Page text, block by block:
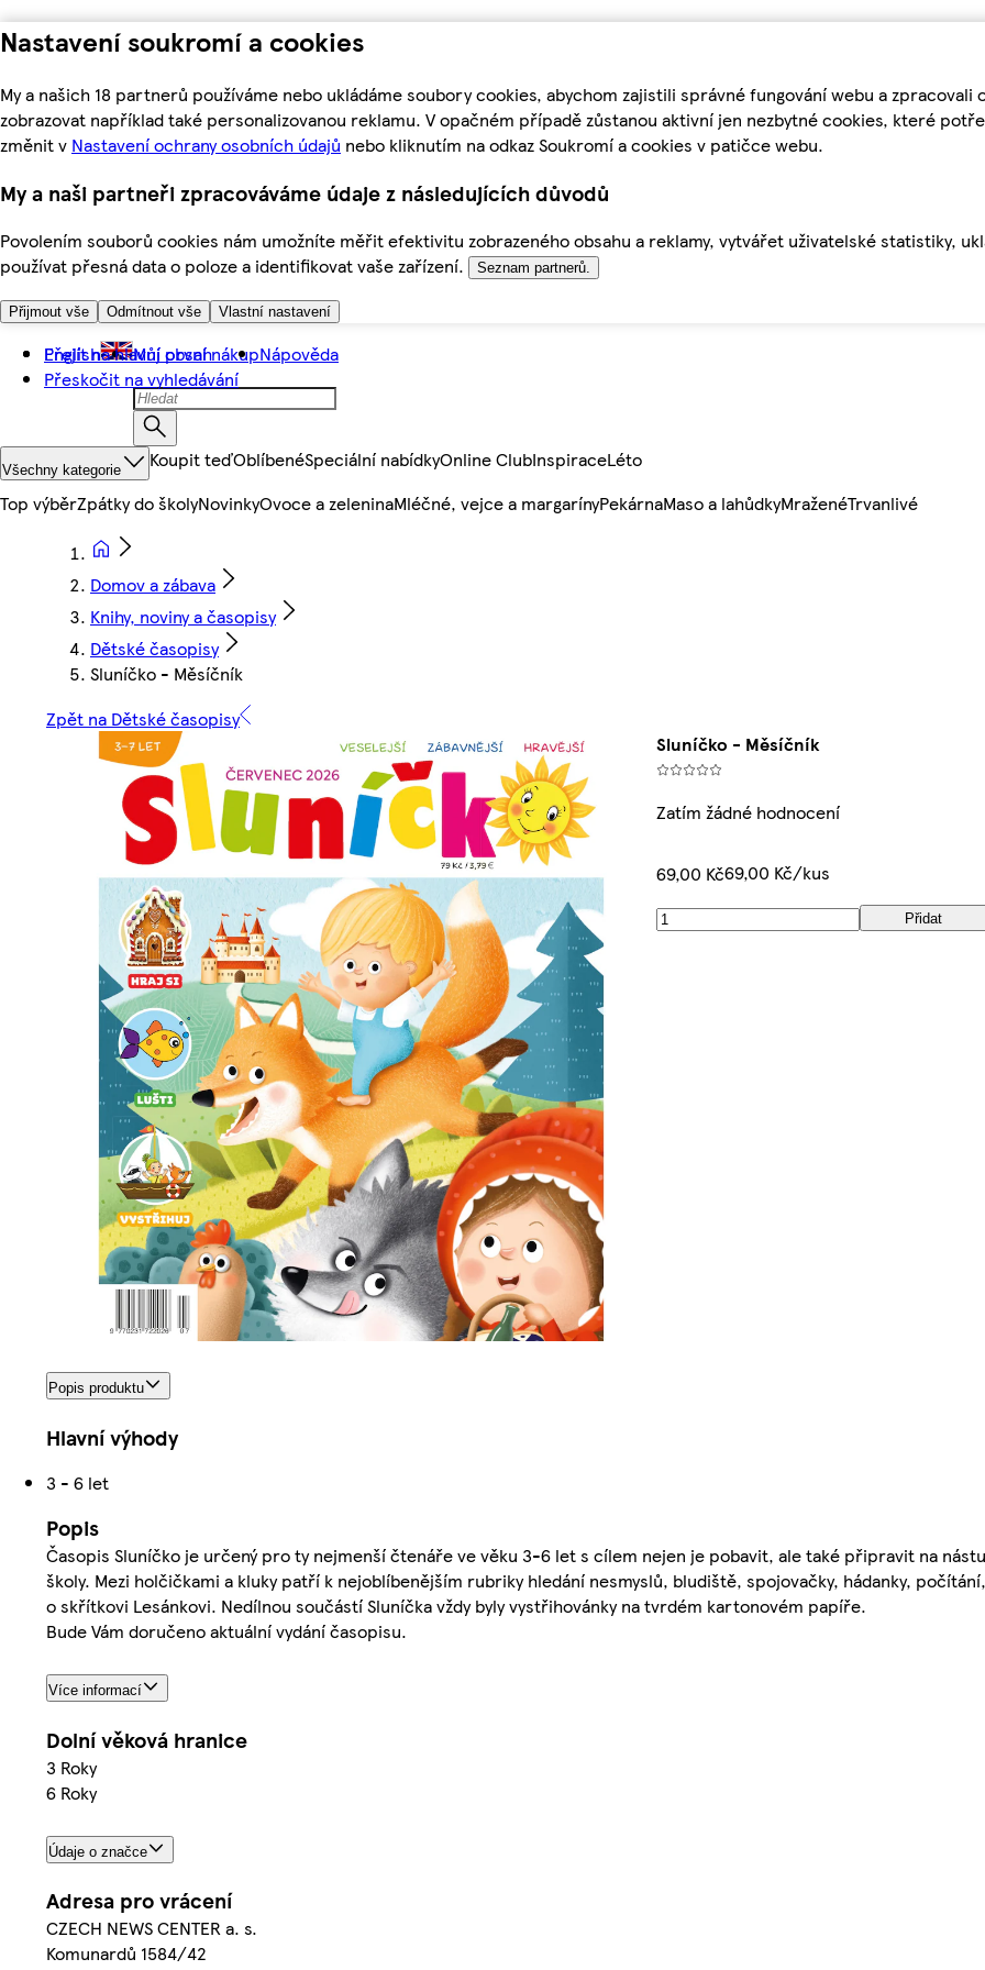
Nastavení soukromí a cookies
My a našich 18 partnerů používáme nebo ukládáme soubory cookies, abychom zajistili správné fungování webu a
zobrazovat například také personalizovanou reklamu. V opačném případě zůstanou aktivní jen nezbytné cookies, které
změnit v Nastavení ochrany osobních údajů nebo kliknutím na odkaz Soukromí a cookies v patičce webu.
My a naši partneři zpracováváme údaje z následujících důvodů
Povolením souborů cookies nám umožníte měřit efektivitu zobrazeného obsahu a reklamy, vytvářet uživatelské statistiky,
používat přesná data o poloze a identifikovat vaše zařízení.
Seznam partnerů.
Přijmout vše Odmítnout vše Vlastní nastavení
Přejít na hlavní obsah
Přeskočit na vyhledávání
English Můj první nákupNápověda
Všechny kategorie Koupit teďOblíbenéSpeciální nabídkyOnline ClubInspiraceLéto
Top výběrZpátky do školyNovinkyOvoce a zeleninaMléčné, vejce a margarínyPekárnaMaso a lahůdkyMraženéTrvanlivé
Domov a zábava
Knihy, noviny a časopisy
Dětské časopisy
Sluníčko - Měsíčník
Zpět na Dětské časopisy
Sluníčko - Měsíčník
Zatím žádné hodnocení
69,00 Kč69,00 Kč/kus
Přidat
Popis produktu
Hlavní výhody
3 - 6 let
Popis
Časopis Sluníčko je určený pro ty nejmenší čtenáře ve věku 3-6 let s cílem nejen je pobavit, ale také připravit na
školy. Mezi holčičkami a kluky patří k nejoblíbenějším rubriky hledání nesmyslů, bludiště, spojovačky, hádanky,
o skřítkovi Lesánkovi. Nedílnou součástí Sluníčka vždy byly vystřihovánky na tvrdém kartonovém papíře.
Bude Vám doručeno aktuální vydání časopisu.
Více informací
Dolní věková hranice
3 Roky
6 Roky
Údaje o značce
Adresa pro vrácení
CZECH NEWS CENTER a. s.
Komunardů 1584/42